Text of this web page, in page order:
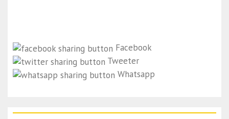
Facebook
Tweeter
Whatsapp